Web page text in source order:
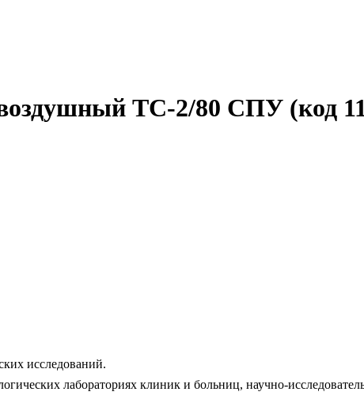
ТС-2/80 СПУ (код
исследований.
лабораториях клиник и больниц, научно-